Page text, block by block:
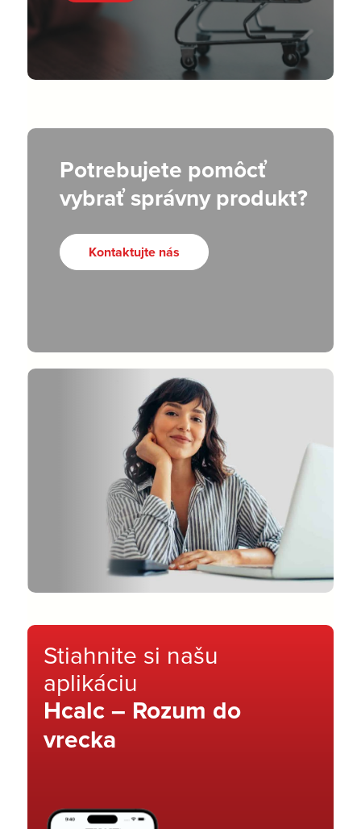
Potrebujete pomôcť
vybrať správny produkt?
Kontaktujte nás
Stiahnite si našu
aplikáciu
Hcalc – Rozum do
vrecka